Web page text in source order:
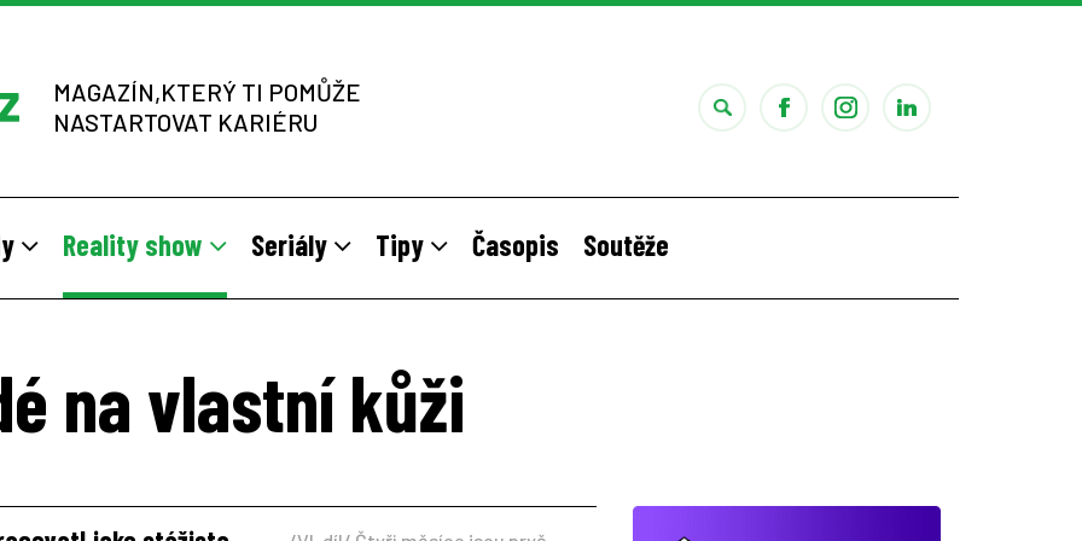
MAGAZÍN,KTERÝ TI POMŮŽE
NASTARTOVAT KARIÉRU
Reality show Seriály Tipy Časopis Soutěže
na vlastní kůži